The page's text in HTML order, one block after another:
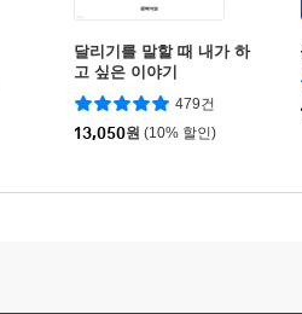
달리기를 말할 때 내가 하
고 싶은 이야기
479건
13,050원 (10% 할인)